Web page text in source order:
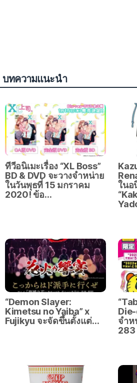
บทความแนะนำ
ทีวีอนิเมะเรื่อง “XL Boss”
BD & DVD จะวางจำหน่าย
ในวันพุธที่ 15 มกราคม
2020! ข้อ…
ในอ
“Demon Slayer:
Kimetsu no Yaiba” x
Fujikyu จะจัดขึ้นตั้งแต่…
จำห